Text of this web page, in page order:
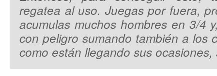
regatea al uso. Juegas por fuera,
acumulas muchos hombres en 3/4
con peligro sumando también a los
como están llegando sus ocasiones,